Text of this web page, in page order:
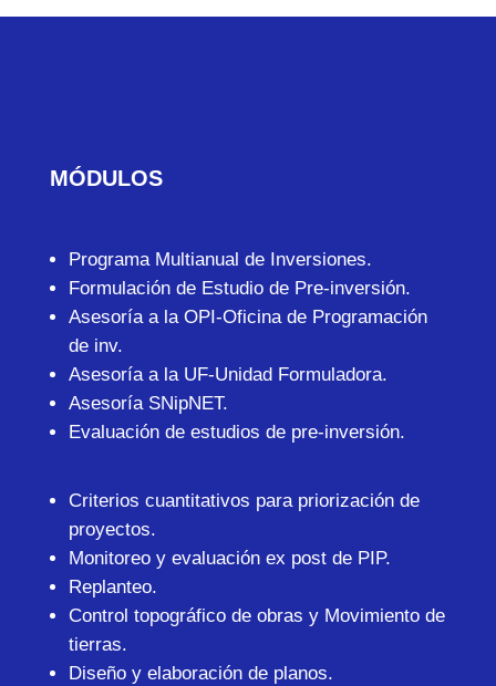
MÓDULOS
Programa Multianual de Inversiones.
Formulación de Estudio de Pre-inversión.
Asesoría a la OPI-Oficina de Programación
de inv.
Asesoría a la UF-Unidad Formuladora.
Asesoría SNipNET.
Evaluación de estudios de pre-inversión.
Criterios cuantitativos para priorización de
proyectos.
Monitoreo y evaluación ex post de PIP.
Replanteo.
Control topográfico de obras y Movimiento de
tierras.
Diseño y elaboración de planos.